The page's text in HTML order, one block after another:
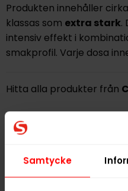
Samtycke
Produkten innehåller
klassas som extra stark.
intensiv effekt i
smakprofil. Varje dosa
Hitta alla produkter från
Alla produkter med
PRODUKTINFORMATION